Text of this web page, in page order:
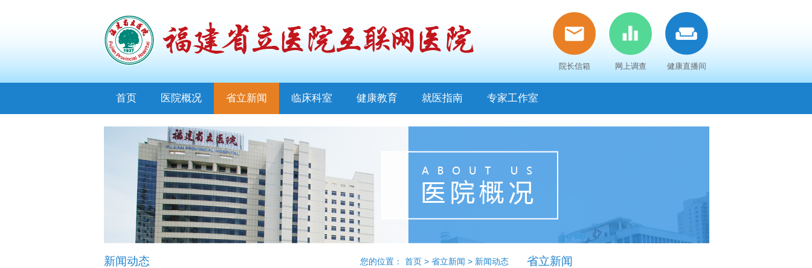
健康直播间
网上调查
院长信箱
首页 医院概况 省立新闻 临床科室 健康教育 就医指南 专家工作室
新闻动态 您的位置： 首页 > 省立新闻 > 新闻动态 省立新闻